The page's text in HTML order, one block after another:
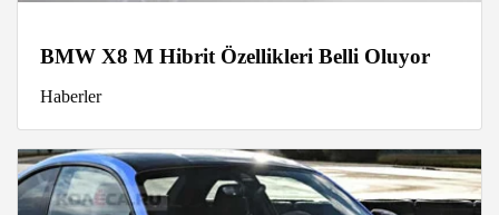
BMW X8 M Hibrit Özellikleri Belli Oluyor
Haberler